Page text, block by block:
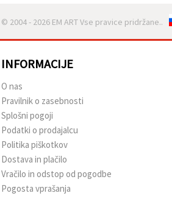
© 2004 - 2026 EM ART Vse pravice pridržane..
INFORMACIJE
O nas
Pravilnik o zasebnosti
Splošni pogoji
Podatki o prodajalcu
Politika piškotkov
Dostava in plačilo
Vračilo in odstop od pogodbe
Pogosta vprašanja